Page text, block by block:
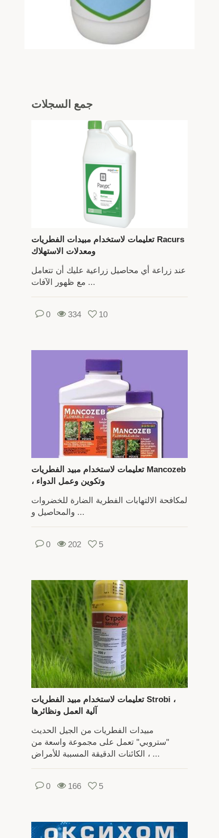
جمع السجلات
تعليمات لاستخدام مبيدات الفطريات Racurs
ومعدلات الاستهلاك
عند زراعة أي محاصيل زراعية عليك أن تتعامل
مع ظهور الآفات ...
0 334 10
تعليمات لاستخدام مبيد الفطريات Mancozeb
، وتكوين وعمل الدواء
لمكافحة الالتهابات الفطرية الضارة للخضروات
والمحاصيل و ...
0 202 5
تعليمات لاستخدام مبيد الفطريات Strobi ،
آلية العمل ونظائرها
مبيدات الفطريات من الجيل الحديث
"ستروبي" تعمل على مجموعة واسعة من
الكائنات الدقيقة المسببة للأمراض ، ...
0 166 5